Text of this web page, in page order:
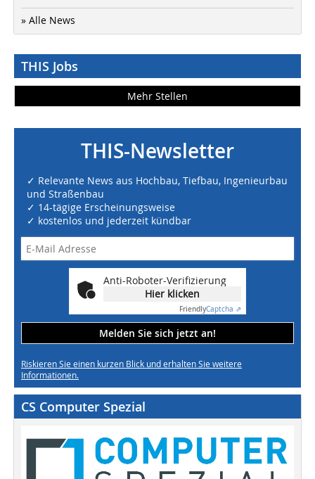
» Alle News
THIS Jobs
Mehr Stellen
THIS-Newsletter
✓ Relevante News aus Hochbau, Tiefbau, Ingenieurbau
und Straßenbau
✓ 14-tägige Erscheinungsweise
✓ kostenlos und jederzeit kündbar
Anti-Roboter-Verifizierung
Hier klicken
FriendlyCaptcha ⇗
Melden Sie sich jetzt an!
Riskieren Sie einen kurzen Blick und erhalten Sie weitere
Informationen.
CS Computer Spezial